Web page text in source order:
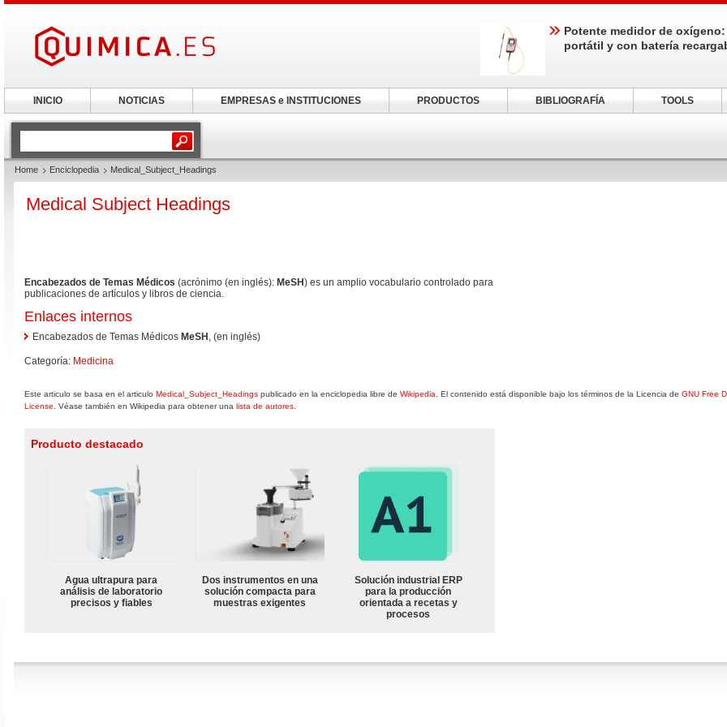
Home Enciclopedia Medical_Subject_Headings
Medical Subject Headings
Encabezados de Temas Médicos (acrónimo (en inglés): MeSH) es un amplio vocabulario controlado para
publicaciones de artículos y libros de ciencia.
Enlaces internos
Encabezados de Temas Médicos MeSH , (en inglés)
Categoría: Medicina
Este articulo se basa en el articulo Medical_Subject_Headings publicado en la enciclopedia libre de Wikipedia . El contenido está disponible bajo los términos de la Licencia de GNU Free
License . Véase también en Wikipedia para obtener una lista de autores
Producto destacado
Agua ultrapura para
análisis de laboratorio
precisos y fiables
Dos instrumentos en una
solución compacta para
muestras exigentes
Solución industrial ERP
para la producción
orientada a recetas y
procesos
Potente medidor de
portátil y con batería
INICIO NOTICIAS EMPRESAS e INSTITUCIONES PRODUCTOS BIBLIOGRAFÍA TOOLS